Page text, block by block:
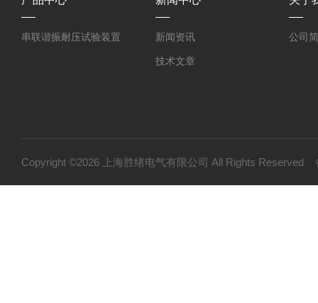
串联谐振耐压试验装置 新闻资讯
技术文章
公司
Copyright ©2026 上海胜绪电气有限公司 All Rights Reserved